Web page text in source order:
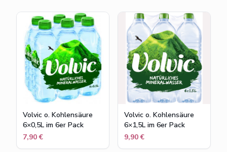
Volvic o. Kohlensäure
6×0,5L im 6er Pack
7,90 €
Volvic o. Kohlensäure
6×1,5L im 6er Pack
9,90 €